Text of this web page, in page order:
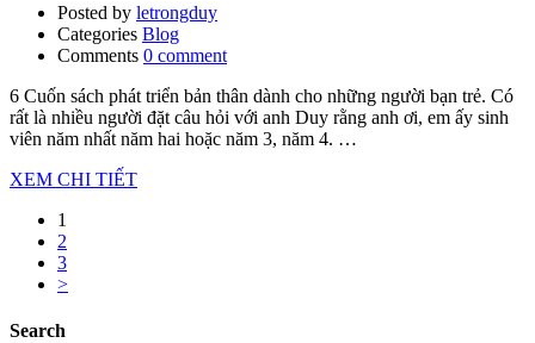
Posted by letrongduy
Categories Blog
Comments 0 comment
6 Cuốn sách phát triển bản thân dành cho những người bạn trẻ. Có
rất là nhiều người đặt câu hỏi với anh Duy rằng anh ơi, em ấy sinh
viên năm nhất năm hai hoặc năm 3, năm 4. …
XEM CHI TIẾT
1
2
3
>
Search